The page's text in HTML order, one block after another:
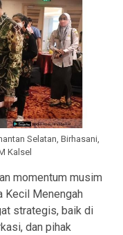
Selatan, Birhasani,
Kalsel
momentum musim
Kecil Menengah
strategis, baik di
dan pihak